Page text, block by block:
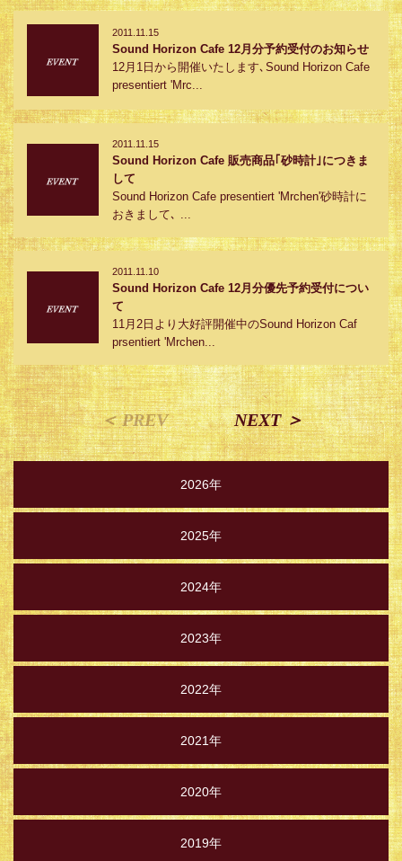
2011.11.15
Sound Horizon Cafe 12月分予約受付のお知らせ
12月1日から開催いたします､Sound Horizon Cafe
presentiert 'Mrc...
2011.11.15
Sound Horizon Cafe 販売商品｢砂時計｣につきま
して
Sound Horizon Cafe presentiert 'Mrchen'砂時計に
おきまして､ ...
2011.11.10
Sound Horizon Cafe 12月分優先予約受付につい
て
11月2日より大好評開催中のSound Horizon Caf
prsentiert 'Mrchen...
＜ PREV NEXT ＞
2026年
2025年
2024年
2023年
2022年
2021年
2020年
2019年